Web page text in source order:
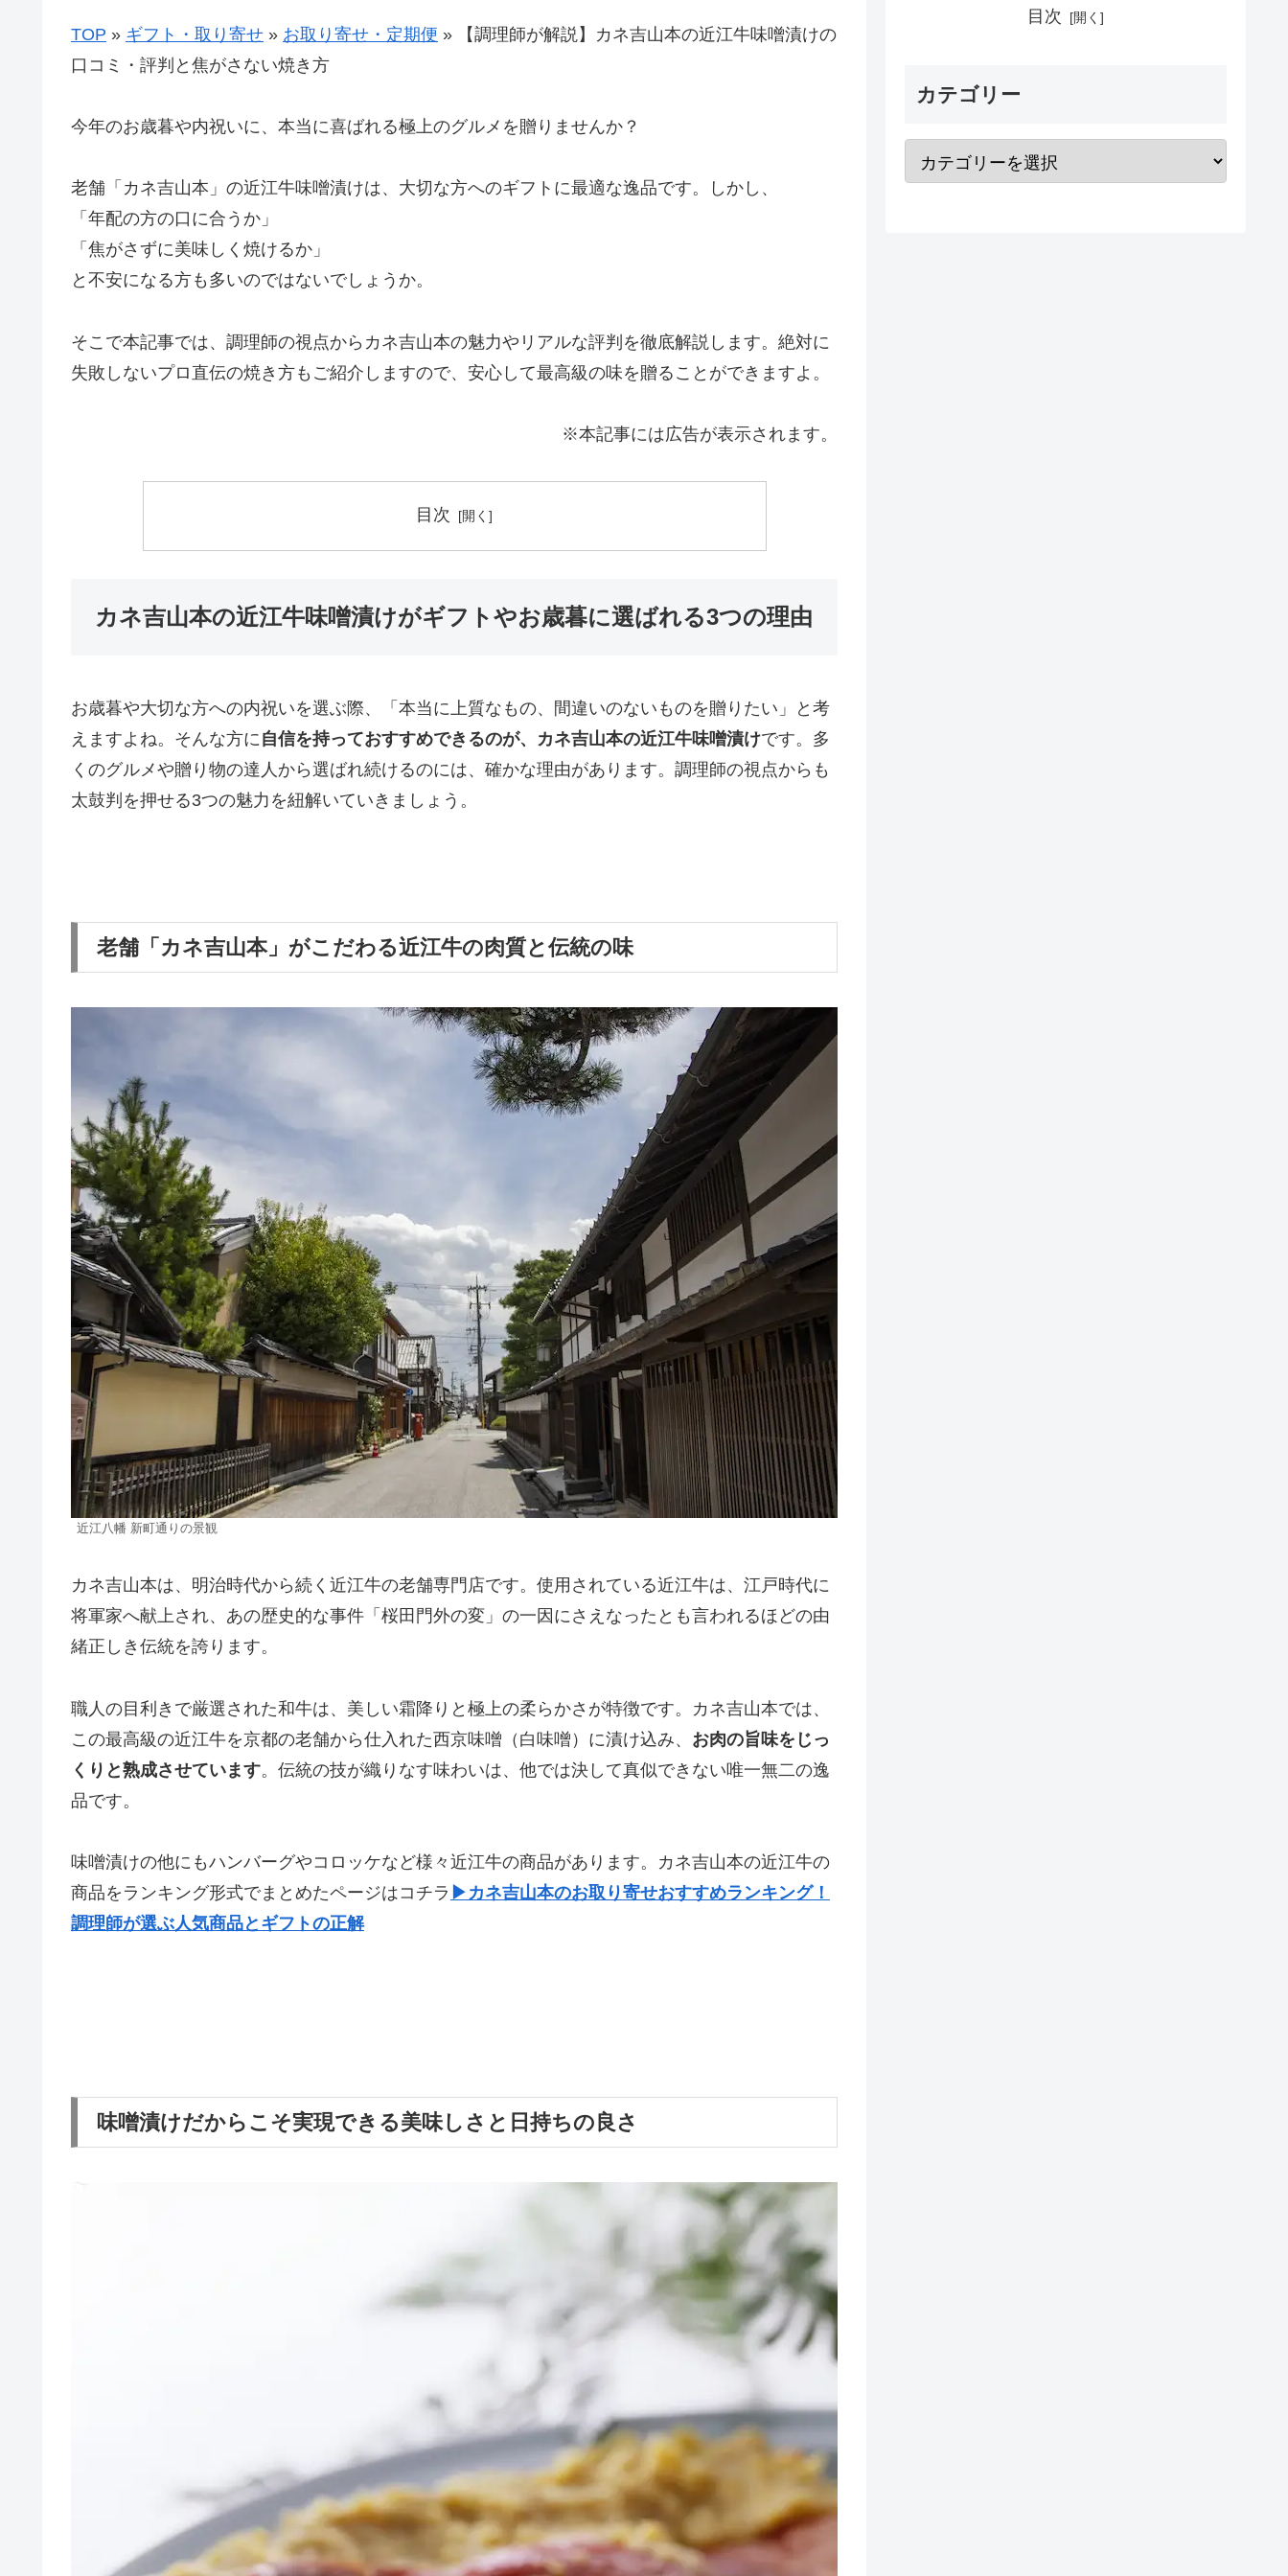
TOP » ギフト・取り寄せ » お取り寄せ・定期便 »
【調理師が解説】カネ吉山本の近江牛味噌漬けの
口コミ・評判と焦がさない焼き方
今年のお歳暮や内祝いに、本当に喜ばれる極上のグルメを贈りませんか？
老舗「カネ吉山本」の近江牛味噌漬けは、大切な方へのギフトに最適な逸品です。しかし、
「年配の方の口に合うか」
「焦がさずに美味しく焼けるか」
と不安になる方も多いのではないでしょうか。
そこで本記事では、調理師の視点からカネ吉山本の魅力やリアルな評判を徹底解説します。絶対に
失敗しないプロ直伝の焼き方もご紹介しますので、安心して最高級の味を贈ることができますよ。
※本記事には広告が表示されます。
目次
カネ吉山本の近江牛味噌漬けがギフトやお歳暮に選ばれる3つの理由
お歳暮や大切な方への内祝いを選ぶ際、「本当に上質なもの、間違いのないものを贈りたい」と考
えますよね。そんな方に 自信を持っておすすめできるのが、カネ吉山本の近江牛味噌漬けです。多
くのグルメや贈り物の達人から選ばれ続けるのには、確かな理由があります。調理師の視点からも
太鼓判を押せる3つの魅力を紐解いていきましょう。
老舗「カネ吉山本」がこだわる近江牛の肉質と伝統の味
近江八幡 新町通りの景観
カネ吉山本は、明治時代から続く近江牛の老舗専門店です。使用されている近江牛は、江戸時代に
将軍家へ献上され、あの歴史的な事件「桜田門外の変」の一因にさえなったとも言われるほどの由
緒正しき伝統を誇ります。
職人の目利きで厳選された和牛は、美しい霜降りと極上の柔らかさが特徴です。カネ吉山本では、
この最高級の近江牛を京都の老舗から仕入れた西京味噌（白味噌）に漬け込み、 お肉の旨味をじっ
くりと熟成させています。伝統の技が織りなす味わいは、他では決して真似できない唯一無二の逸
品です。
味噌漬けの他にもハンバーグやコロッケなど様々近江牛の商品があります。カネ吉山本の近江牛の
商品をランキング形式でまとめたページはコチラ ▶カネ吉山本のお取り寄せおすすめランキング！
調理師が選ぶ人気商品とギフトの正解
味噌漬けだからこそ実現できる美味しさと日持ちの良さ
目次
カテゴリー